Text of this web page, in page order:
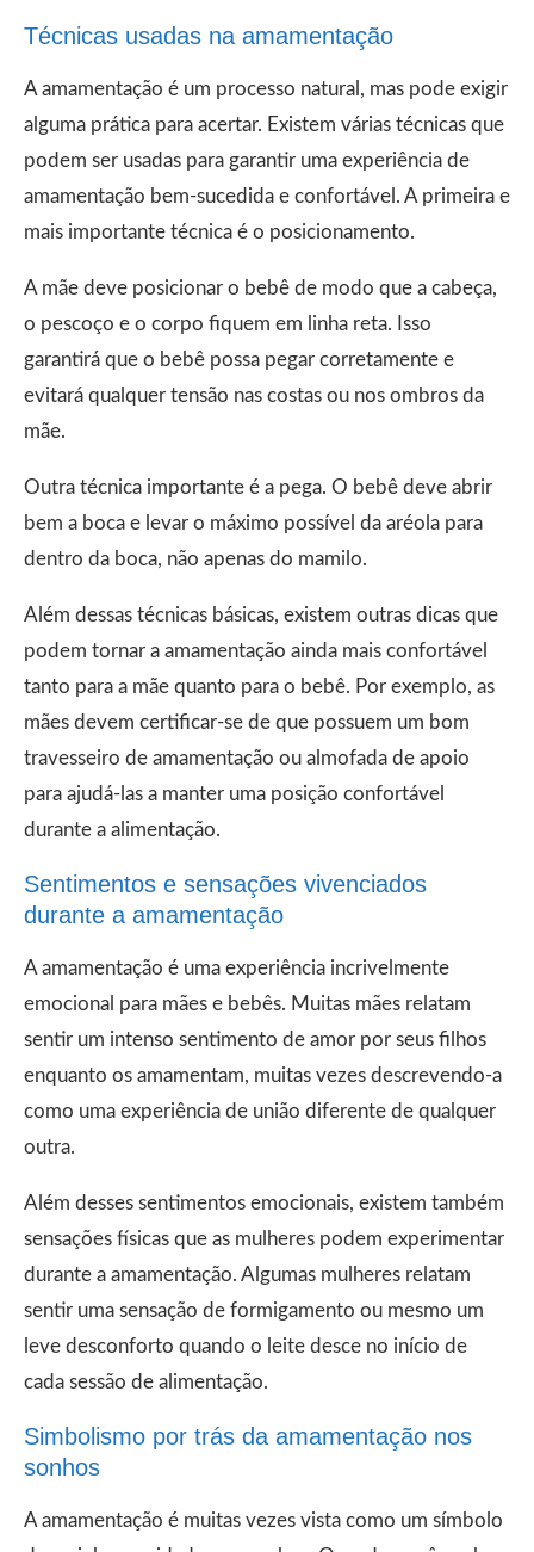
Técnicas usadas na amamentação
A amamentação é um processo natural, mas pode exigir
alguma prática para acertar. Existem várias técnicas que
podem ser usadas para garantir uma experiência de
amamentação bem-sucedida e confortável. A primeira e
mais importante técnica é o posicionamento.
A mãe deve posicionar o bebê de modo que a cabeça,
o pescoço e o corpo fiquem em linha reta. Isso
garantirá que o bebê possa pegar corretamente e
evitará qualquer tensão nas costas ou nos ombros da
mãe.
Outra técnica importante é a pega. O bebê deve abrir
bem a boca e levar o máximo possível da aréola para
dentro da boca, não apenas do mamilo.
Além dessas técnicas básicas, existem outras dicas que
podem tornar a amamentação ainda mais confortável
tanto para a mãe quanto para o bebê. Por exemplo, as
mães devem certificar-se de que possuem um bom
travesseiro de amamentação ou almofada de apoio
para ajudá-las a manter uma posição confortável
durante a alimentação.
Sentimentos e sensações vivenciados
durante a amamentação
A amamentação é uma experiência incrivelmente
emocional para mães e bebês. Muitas mães relatam
sentir um intenso sentimento de amor por seus filhos
enquanto os amamentam, muitas vezes descrevendo-a
como uma experiência de união diferente de qualquer
outra.
Além desses sentimentos emocionais, existem também
sensações físicas que as mulheres podem experimentar
durante a amamentação. Algumas mulheres relatam
sentir uma sensação de formigamento ou mesmo um
leve desconforto quando o leite desce no início de
cada sessão de alimentação.
Simbolismo por trás da amamentação nos
sonhos
A amamentação é muitas vezes vista como um símbolo